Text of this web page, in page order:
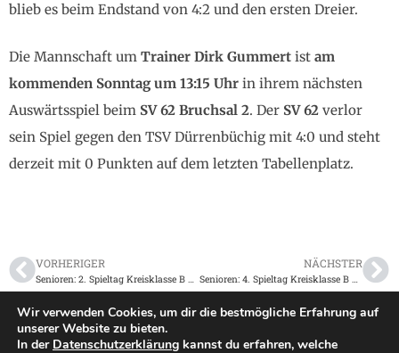
blieb es beim Endstand von 4:2 und den ersten Dreier.
Die Mannschaft um Trainer Dirk Gummert ist am
kommenden Sonntag um 13:15 Uhr in ihrem nächsten
Auswärtsspiel beim SV 62 Bruchsal 2. Der SV 62 verlor
sein Spiel gegen den TSV Dürrenbüchig mit 4:0 und steht
derzeit mit 0 Punkten auf dem letzten Tabellenplatz.
VORHERIGER
Senioren: 2. Spieltag Kreisklasse B vom 26.08.2018
NÄCHSTER
Senioren: 4. Spieltag Kreisklasse B vom 09.09.2018
Wir verwenden Cookies, um dir die bestmögliche Erfahrung auf
unserer Website zu bieten.
In der Datenschutzerklärung kannst du erfahren, welche